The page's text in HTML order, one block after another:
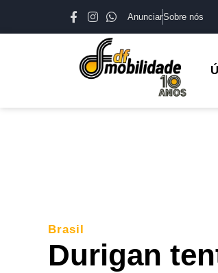
AnunciarSobre nós
Brasil
Durigan